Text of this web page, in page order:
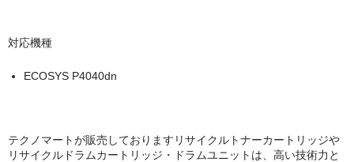
デュプロ duplo
対応機種
ECOSYS P4040dn
テクノマートが販売しておりますリサイクルトナーカートリッジや
リサイクルドラムカートリッジ・ドラムユニットは、高い技術力と